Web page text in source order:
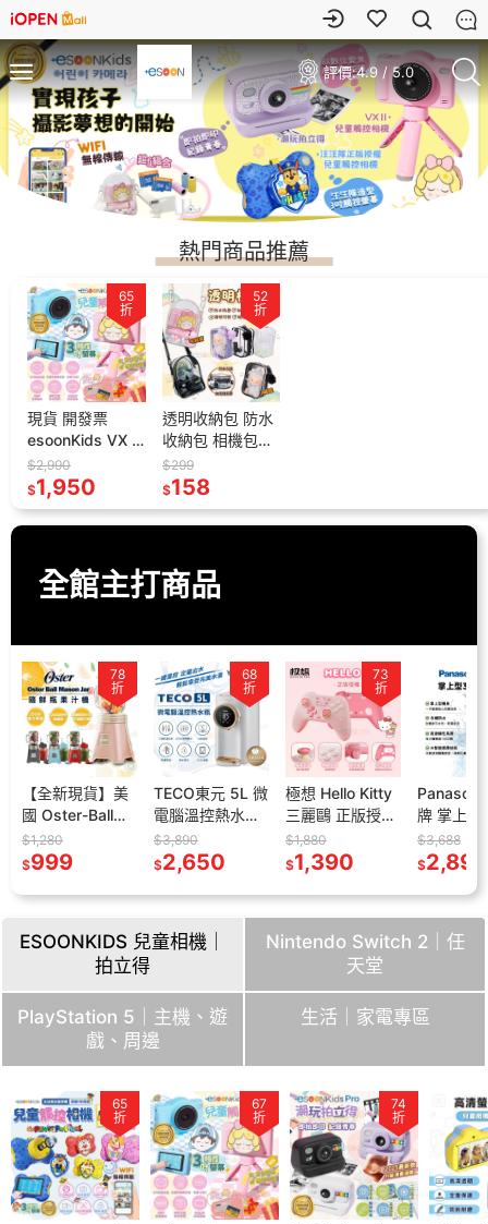
評價:4.9 / 5.0
熱門商品推薦
65
折
現貨 開發票
esoonKids VX II
4900萬 兒童觸
控相機【贈
64G+保貼+支
架】兒童相機 照
$2,990
$1,950
52
折
透明收納包 防水
收納包 相機包
【現貨】曬娃包
遛娃包 外出包 痛
包 娃娃包 透明娃
包 相機收納
$299
$158
全館主打商品
68
折
TECO東元 5L 微
電腦溫控熱水瓶
YD5203CBW【
現貨 免運】304
熱水瓶 定量出水
$3,890
$2,650
73
折
極想 Hello Kitty
三麗鷗 正版授權
遊戲手把【現
貨】支援NS2
PC IOS 安卓 凱
蒂貓 無線手把
$1,880
$1,390
78
折
Panasonic 國際
牌 掌上型三枚刃
觸控電鬍刀 ES-
CM3A【現貨】
小精靈 三刀頭
全機防水 刮鬍刀
電鬍刀
$3,688
$2,890
現貨 任天
Switch 2
CON 控
NS2 台灣
紅藍手把
綠 藍黃
把
$2,990
$
ESOONKIDS 兒童相機｜
拍立得
Nintendo Switch 2｜任
天堂
PlayStation 5｜主機、遊
戲、周邊
生活｜家電專區
65
折
67
折
74
折
78
折
75
折
78
折
85
折